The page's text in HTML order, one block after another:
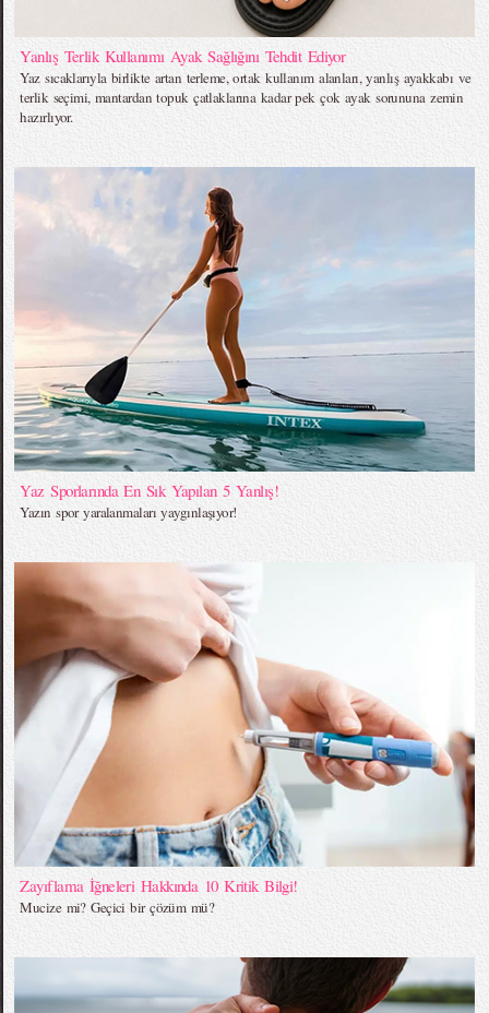
Yanlış Terlik Kullanımı Ayak Sağlığını Tehdit Ediyor
Yaz sıcaklarıyla birlikte artan terleme, ortak kullanım alanları, yanlış ayakkabı ve
terlik seçimi, mantardan topuk çatlaklarına kadar pek çok ayak sorununa zemin
hazırlıyor.
Yaz Sporlarında En Sık Yapılan 5 Yanlış!
Yazın spor yaralanmaları yaygınlaşıyor!
Zayıflama İğneleri Hakkında 10 Kritik Bilgi!
Mucize mi? Geçici bir çözüm mü?